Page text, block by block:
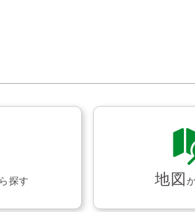
探す 地図